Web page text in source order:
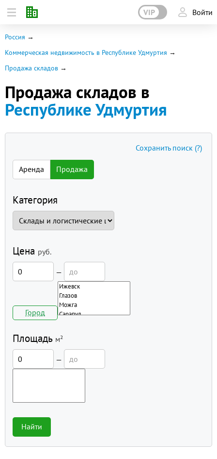
VIP Войти
Россия
Коммерческая недвижимость в Республике Удмуртия
Продажа складов
Продажа складов в
Республике Удмуртия
Аренда Продажа
Категория
Цена руб.
—
Город
Площадь м²
—
Найти
Сохранить поиск (?)